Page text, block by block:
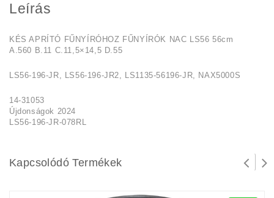
Leírás
KÉS APRÍTÓ FŰNYÍRÓHOZ FŰNYÍRÓK NAC LS56 56cm
A.560 B.11 C.11,5×14,5 D.55
LS56-196-JR, LS56-196-JR2, LS1135-56196-JR, NAX5000S
14-31053
Újdonságok 2024
LS56-196-JR-078RL
Kapcsolódó Termékek